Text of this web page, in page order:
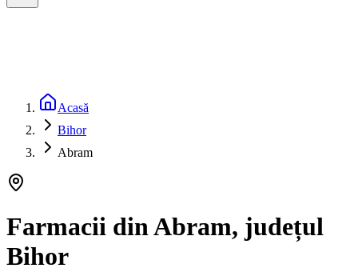
Acasă
Bihor
Abram
Farmacii din Abram, județul
Bihor